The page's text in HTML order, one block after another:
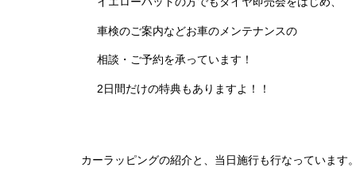
車検のご案内などお車のメンテナンスの
相談・ご予約を承っています！
2日間だけの特典もありますよ！！
カーラッピングの紹介と、当日施行も行なっています。